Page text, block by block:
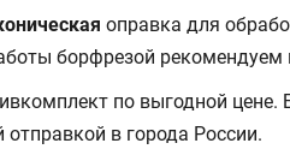
оправка для
борфрезой
по выгодной цене.
в города России.